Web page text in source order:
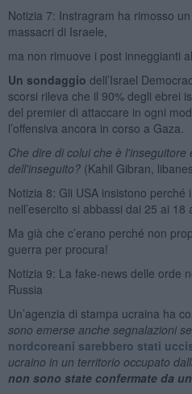
Notizia 7: Instragram ha rimosso
massacri di Israele,
ma non rimuove i post inneggianti
Un sondaggio dell’Israel
scorsi rileva che il 90% degli ebrei
del premier di attaccare in ogni
l’offensiva ancora in corso a Gaza.
Che dire di colui che è
dell'inseguito? (Kahil Gibran,
Notizia 8: Gli USA insistono perché
nell’esercito si abbassi dai 25 ai 18
Ma già che c’erano perché non
guerra per procura!
Notizia 9: La fake-news delle orde
Russia
Un’agenzia di stampa ucraina ha
sono emerse anche segnalazioni
nordcoreani sarebbero stati
ucraino in un territorio occupato
non sono state confermate da